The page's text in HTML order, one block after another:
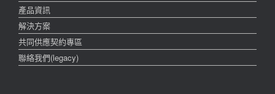
產品資訊
解決方案
共同供應契約專區
聯絡我們(legacy)